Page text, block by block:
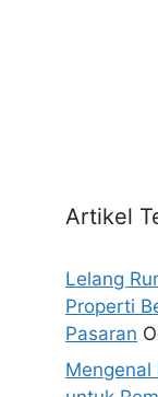
Artikel
Lelang
Properti
Pasaran
Mengenal